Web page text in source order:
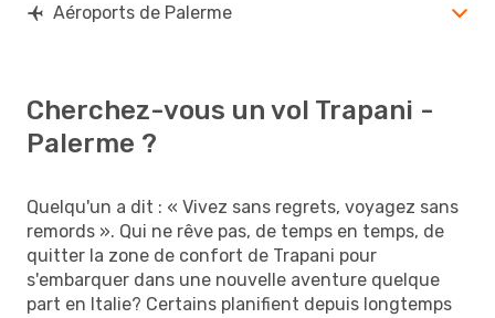
Aéroports de Palerme
Cherchez-vous un vol Trapani -
Palerme ?
Quelqu'un a dit : « Vivez sans regrets, voyagez sans
remords ». Qui ne rêve pas, de temps en temps, de
quitter la zone de confort de Trapani pour
s'embarquer dans une nouvelle aventure quelque
part en Italie? Certains planifient depuis longtemps